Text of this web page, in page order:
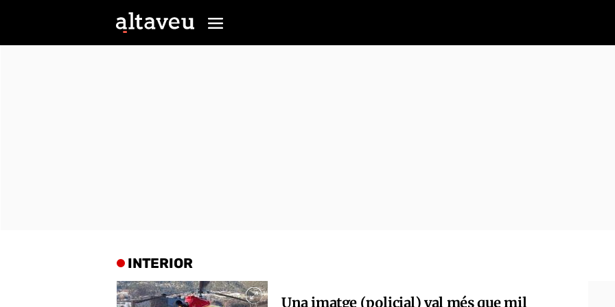
INTERIOR
Una imatge (policial) val més que mil